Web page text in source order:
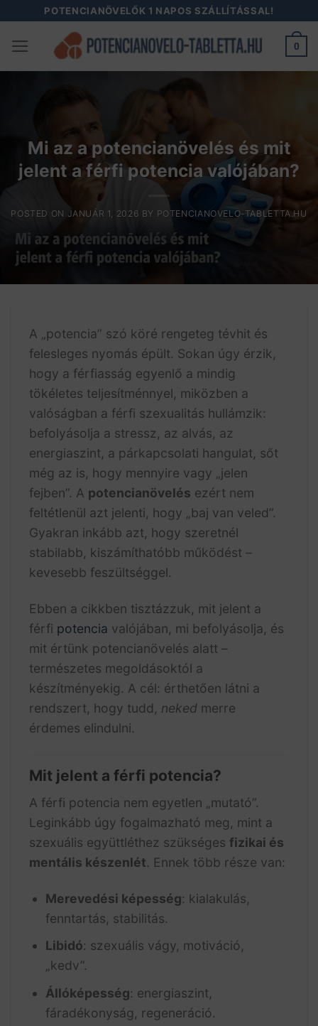
content
POTENCIANÖVELŐK 1 NAPOS SZÁLLÍTÁSSAL!
0
Mi az a potencianövelés és mit
jelent a férfi potencia valójában?
POSTED ON JANUÁR 1, 2026 BY POTENCIANOVELO-TABLETTA.HU
A „potencia” szó köré rengeteg tévhit és
felesleges nyomás épült. Sokan úgy érzik,
hogy a férfiasság egyenlő a mindig
tökéletes teljesítménnyel, miközben a
valóságban a férfi szexualitás hullámzik:
befolyásolja a stressz, az alvás, az
energiaszint, a párkapcsolati hangulat, sőt
még az is, hogy mennyire vagy „jelen
fejben”. A potencianövelés ezért nem
feltétlenül azt jelenti, hogy „baj van veled”.
Gyakran inkább azt, hogy szeretnél
stabilabb, kiszámíthatóbb működést –
kevesebb feszültséggel.
Ebben a cikkben tisztázzuk, mit jelent a
férfi potencia valójában, mi befolyásolja, és
mit értünk potencianövelés alatt –
természetes megoldásoktól a
készítményekig. A cél: érthetően látni a
rendszert, hogy tudd, neked merre
érdemes elindulni.
Mit jelent a férfi potencia?
A férfi potencia nem egyetlen „mutató”.
Leginkább úgy fogalmazható meg, mint a
szexuális együttléthez szükségesfizikai és
mentális készenlét. Ennek több része van:
Merevedési képesség: kialakulás,
fenntartás, stabilitás.
Libidó: szexuális vágy, motiváció,
„kedv”.
Állóképesség: energiaszint,
fáradékonyság, regeneráció.